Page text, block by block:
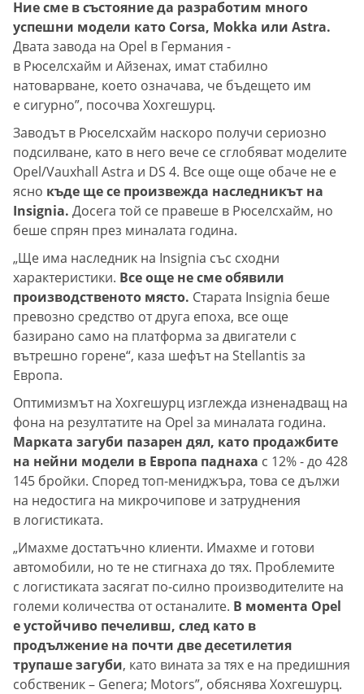
Ние сме в състояние да разработим много
успешни модели като Corsa, Mokka или Astra.
Двата завода на Opel в Германия -
в Рюселсхайм и Айзенах, имат стабилно
натоварване, което означава, че бъдещето им
е сигурно”, посочва Хохгешурц.
Заводът в Рюселсхайм наскоро получи сериозно
подсилване, като в него вече се сглобяват моделите
Opel/Vauxhall Astra и DS 4. Все още още обаче не е
ясно къде ще се произвежда наследникът на
Insignia. Досега той се правеше в Рюселсхайм, но
беше спрян през миналата година.
„Ще има наследник на Insignia със сходни
характеристики. Все още не сме обявили
производственото място. Старата Insignia беше
превозно средство от друга епоха, все още
базирано само на платформа за двигатели с
вътрешно горене“, каза шефът на Stellantis за
Европа.
Оптимизмът на Хохгешурц изглежда изненадващ на
фона на резултатите на Opel за миналата година.
Марката загуби пазарен дял, като продажбите
на нейни модели в Европа паднаха с 12% - до 428
145 бройки. Според топ-мениджъра, това се дължи
на недостига на микрочипове и затруднения
в логистиката.
„Имахме достатъчно клиенти. Имахме и готови
автомобили, но те не стигнаха до тях. Проблемите
с логистиката засягат по-силно производителите на
големи количества от останалите. В момента Opel
е устойчиво печеливш, след като в
продължение на почти две десетилетия
трупаше загуби, като вината за тях е на предишния
собственик – Genera; Motors”, обяснява Хохгешурц.